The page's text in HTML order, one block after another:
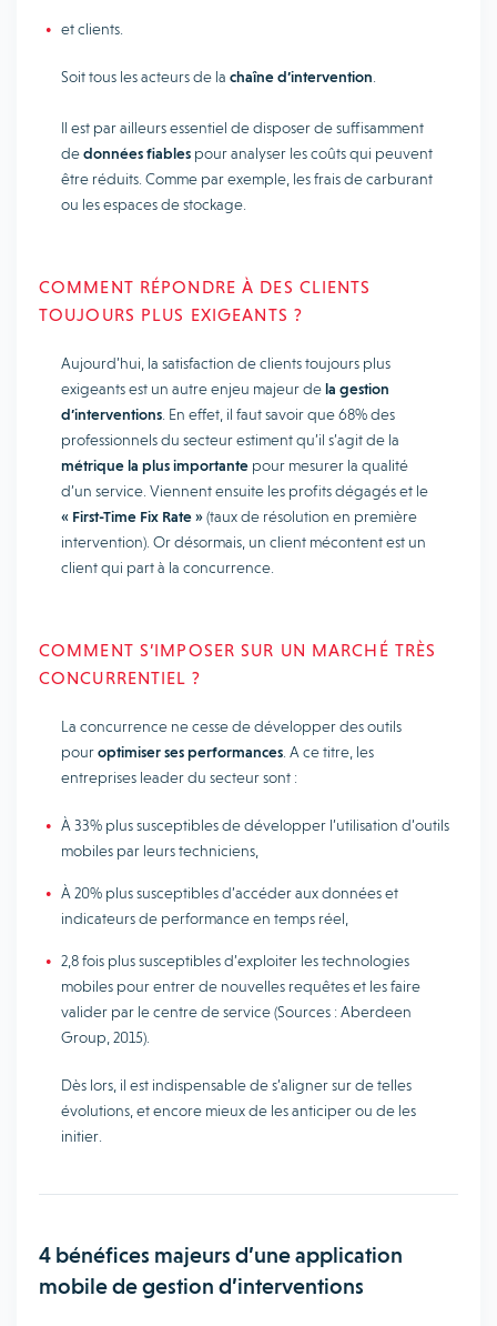
et clients.
Soit tous les acteurs de la chaîne d’intervention
Il est par ailleurs essentiel de disposer de suffisamment
dedonnées fiables pour analyser les coûts qui peuvent
être réduits. Comme par exemple, les frais de carburant
ou les espaces de stockage.
COMMENT RÉPONDRE À DES CLIENTS
TOUJOURS PLUS EXIGEANTS ?
Aujourd’hui, la satisfaction de clients toujours plus
exigeants est un autre enjeu majeur dela gestion
d’interventions . En effet, il faut savoir que 68% des
professionnels du secteur estiment qu’il s’agit de la
métrique la plus importante pour mesurer la qualité
d’un service. Viennent ensuite les profits dégagés et le
« First-Time Fix Rate »(taux de résolution en première
intervention). Or désormais, un client mécontent est un
client qui part à la concurrence.
COMMENT S’IMPOSER SUR UN MARCHÉ TRÈS
CONCURRENTIEL ?
La concurrence ne cesse de développer des outils
pouroptimiser ses performances . A ce titre, les
entreprises leader du secteur sont :
À 33% plus susceptibles de développer l’utilisation d’outils
mobiles par leurs techniciens,
À 20% plus susceptibles d’accéder aux données et
indicateurs de performance en temps réel,
2,8 fois plus susceptibles d’exploiter les technologies
mobiles pour entrer de nouvelles requêtes et les faire
valider par le centre de service (Sources : Aberdeen
Group, 2015).
Dès lors, il est indispensable de s’aligner sur de telles
évolutions, et encore mieux de les anticiper ou de les
initier.
4 bénéfices majeurs d’une application
mobile de gestion d’interventions